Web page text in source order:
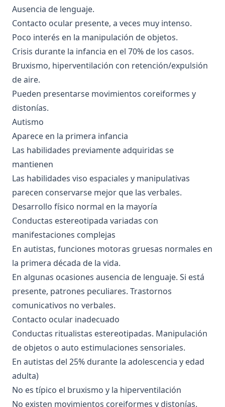
Ausencia de lenguaje.
Contacto ocular presente, a veces muy intenso.
Poco interés en la manipulación de objetos.
Crisis durante la infancia en el 70% de los casos.
Bruxismo, hiperventilación con retención/expulsión
de aire.
Pueden presentarse movimientos coreiformes y
distonías.
Autismo
Aparece en la primera infancia
Las habilidades previamente adquiridas se
mantienen
Las habilidades viso espaciales y manipulativas
parecen conservarse mejor que las verbales.
Desarrollo físico normal en la mayoría
Conductas estereotipada variadas con
manifestaciones complejas
En autistas, funciones motoras gruesas normales en
la primera década de la vida.
En algunas ocasiones ausencia de lenguaje. Si está
presente, patrones peculiares. Trastornos
comunicativos no verbales.
Contacto ocular inadecuado
Conductas ritualistas estereotipadas. Manipulación
de objetos o auto estimulaciones sensoriales.
En autistas del 25% durante la adolescencia y edad
adulta)
No es típico el bruxismo y la hiperventilación
No existen movimientos coreiformes y distonías.